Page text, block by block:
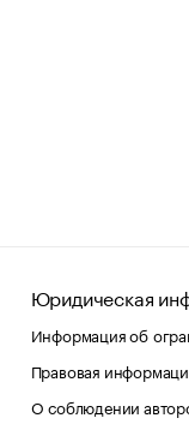
Юридическая
Информация об
Правовая
О соблюдении